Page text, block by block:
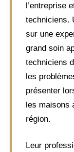
l’entreprise
techniciens.
sur une
grand soin
techniciens
les
présenter
les maisons
région.
Leur